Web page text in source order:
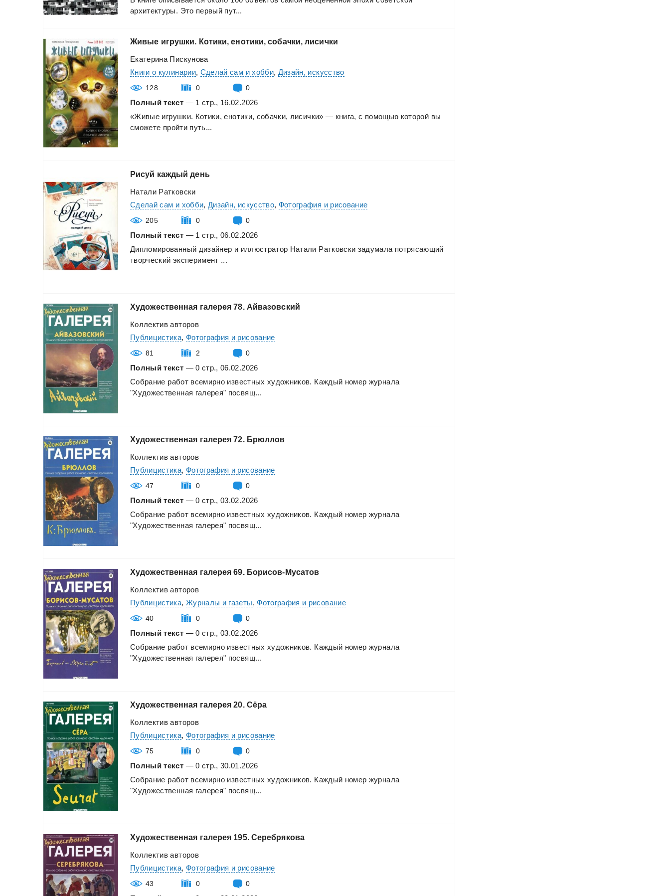
архитектуры. Это первый пут...
Живые игрушки. Котики, енотики, собачки, лисички
Екатерина Пискунова
Книги о кулинарии, Сделай сам и хобби, Дизайн, искусство
128 0 0
Полный текст — 1 стр., 16.02.2026
«Живые игрушки. Котики, енотики, собачки, лисички» — книга, с помощью которой вы
сможете пройти путь...
Рисуй каждый день
Натали Ратковски
Сделай сам и хобби,Дизайн, искусство, Фотография и рисование
205 0 0
Полный текст — 1 стр., 06.02.2026
Дипломированный дизайнер и иллюстратор Натали Ратковски задумала потрясающий
творческий эксперимент ...
Художественная галерея 78. Айвазовский
Коллектив авторов
Публицистика, Фотография и рисование
81 2 0
Полный текст — 0 стр., 06.02.2026
Собрание работ всемирно известных художников. Каждый номер журнала
"Художественная галерея" посвящ...
Художественная галерея 72. Брюллов
Коллектив авторов
Публицистика, Фотография и рисование
47 0 0
Полный текст — 0 стр., 03.02.2026
Собрание работ всемирно известных художников. Каждый номер журнала
"Художественная галерея" посвящ...
Художественная галерея 69. Борисов-Мусатов
Коллектив авторов
Публицистика, Журналы и газеты,Фотография и рисование
40 0 0
Полный текст — 0 стр., 03.02.2026
Собрание работ всемирно известных художников. Каждый номер журнала
"Художественная галерея" посвящ...
Художественная галерея 20. Сёра
Коллектив авторов
Публицистика, Фотография и рисование
75 0 0
Полный текст — 0 стр., 30.01.2026
Собрание работ всемирно известных художников. Каждый номер журнала
"Художественная галерея" посвящ...
Художественная галерея 195. Серебрякова
Коллектив авторов
Публицистика, Фотография и рисование
43 0 0